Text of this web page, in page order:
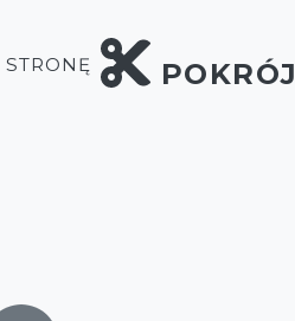
STRONĘ POKRÓJ